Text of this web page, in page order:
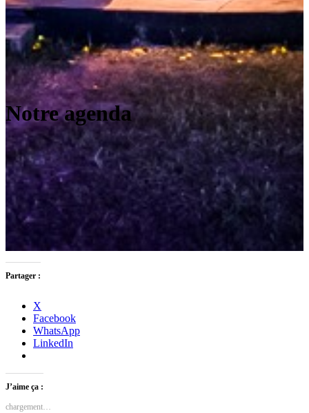
Notre agenda
Partager :
X
Facebook
WhatsApp
LinkedIn
J’aime ça :
chargement…